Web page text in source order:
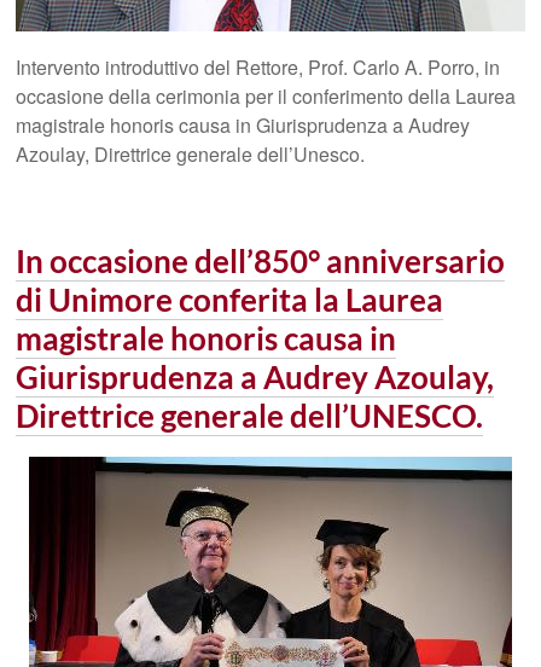
Intervento introduttivo del Rettore, Prof. Carlo A. Porro, in
occasione della cerimonia per il conferimento della Laurea
magistrale honoris causa in Giurisprudenza a Audrey
Azoulay, Direttrice generale dell’Unesco.
In occasione dell’850° anniversario
di Unimore conferita la Laurea
magistrale honoris causa in
Giurisprudenza a Audrey Azoulay,
Direttrice generale dell’UNESCO.